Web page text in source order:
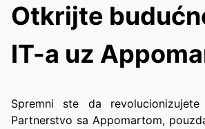
Otkrijte
IT-a uz
Spremni ste da
Partnerstvo sa Appomartom,